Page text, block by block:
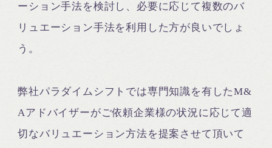
ーション手法を検討し、必要に応じて複数のバ
リュエーション手法を利用した方が良いでしょ
う。
弊社パラダイムシフトでは専門知識を有したM&
Aアドバイザーがご依頼企業様の状況に応じて適
切なバリュエーション方法を提案させて頂いて